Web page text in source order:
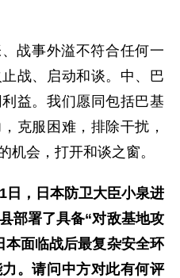
战事外溢不符合任何一
战、启动和谈。中、巴
益。我们愿同包括巴基
克服困难，排除干扰，
机会，打开和谈之窗。
日，日本防卫大臣小泉进
部署了具备“对敌基地攻
本面临战后最复杂安全环
。请问中方对此有何评